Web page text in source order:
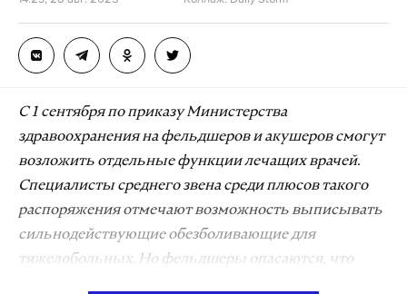
С 1 сентября по приказу Министерства
здравоохранения на фельдшеров и акушеров смогут
возложить отдельные функции лечащих врачей.
Специалисты среднего звена среди плюсов такого
распоряжения отмечают возможность выписывать
сильнодействующие обезболивающие для
тяжелобольных. Но фельдшеры опасаются, что